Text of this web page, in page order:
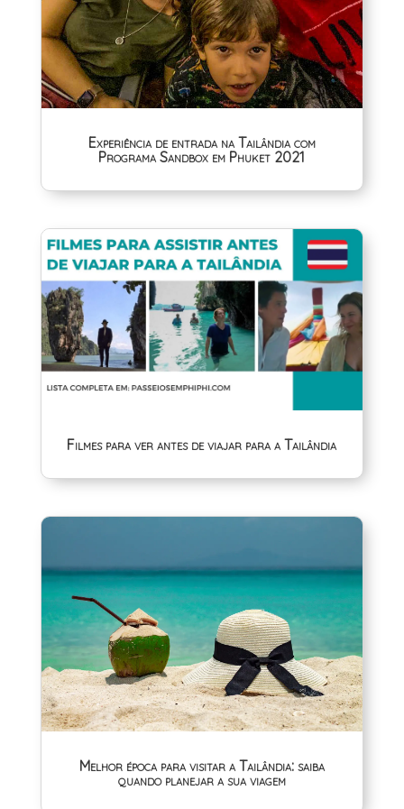
Experiência de entrada na Tailândia com
Programa Sandbox em Phuket 2021
Filmes para ver antes de viajar para a Tailândia
Melhor época para visitar a Tailândia: saiba
quando planejar a sua viagem